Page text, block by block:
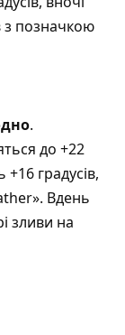
з позначкою
.
до +22
градусів,
». Вдень
зливи на